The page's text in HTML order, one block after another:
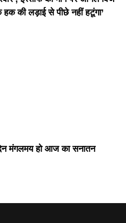
की लड़ाई से पीछे नहीं हटूंगा’
मंगलमय हो आज का सनातन